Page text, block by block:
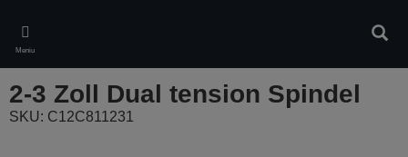
main
content
Meniu
2-3 Zoll Dual tension Spindel
SKU: C12C811231